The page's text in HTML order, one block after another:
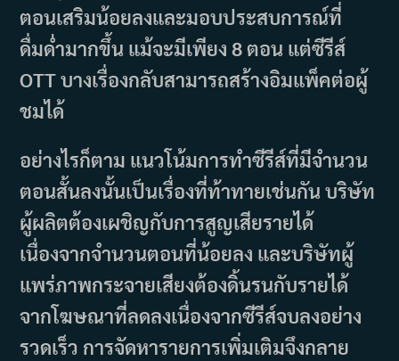
ตอนเสริมน้อยลงและมอบประสบการณ์ที่
ดื่มด่ำมากขึ้น แม้จะมีเพียง 8 ตอน แต่ซีรีส์
OTT บางเรื่องกลับสามารถสร้างอิมแพ็คต่อผู้
ชมได้
อย่างไรก็ตาม แนวโน้มการทำซีรีส์ที่มีจำนวน
ตอนสั้นลงนั้นเป็นเรื่องที่ท้าทายเช่นกัน บริษัท
ผู้ผลิตต้องเผชิญกับการสูญเสียรายได้
เนื่องจากจำนวนตอนที่น้อยลง และบริษัทผู้
แพร่ภาพกระจายเสียงต้องดิ้นรนกับรายได้
จากโฆษณาที่ลดลงเนื่องจากซีรีส์จบลงอย่าง
รวดเร็ว การจัดหารายการเพิ่มเติมจึงกลาย